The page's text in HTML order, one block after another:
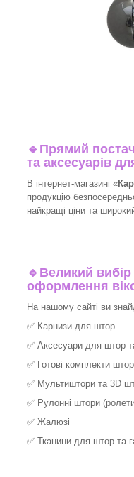
🔹 Прямий
та аксесуарів
В інтернет-магазині «
продукцію
найкращі ціни та
🔹 Великий вибір
оформлення
На нашому сайті ви
✅ Карнизи для штор
✅ Аксесуари для штор
✅ Готові комплекти
✅ Мультиштори та 3D
✅ Рулонні штори
✅ Жалюзі
✅ Тканини для штор та